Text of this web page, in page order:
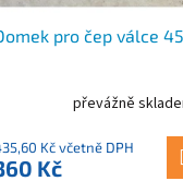
pro čep válce
převážně
Kč včetně DPH
Kč